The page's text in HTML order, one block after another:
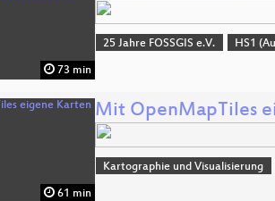
73 min
25 Jahre FOSSGIS e.V. HS1
61 min
Mit OpenMapTiles
Kartographie und Visualisierung